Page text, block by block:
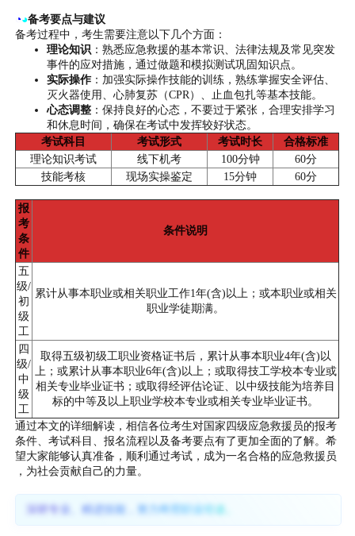
◔◕备考要点与建议
备考过程中，考生需要注意以下几个方面：
理论知识 ：熟悉应急救援的基本常识、法律法规及常见突发
事件的应对措施，通过做题和模拟测试巩固知识点。
实际操作：加强实际操作技能的训练，熟练掌握安全评估、
灭火器使用、心肺复苏（CPR）、止血包扎等基本技能。
心态调整 ：保持良好的心态，不要过于紧张，合理安排学习
和休息时间，确保在考试中发挥较好状态。
考试科目
考试形式 考试时长
合格标准
理论知识考试
线下机考 100分钟
60分
技能考核
现场实操鉴定 15分钟 60分
报
考
条
件
条件说明
五
级/
初
级
工
累计从事本职业或相关职业工作1年(含)以上；或本职业或相关
职业学徒期满。
四
级/
中
级
工
取得五级初级工职业资格证书后，累计从事本职业4年(含)以
上；或累计从事本职业6年(含)以上；或取得技工学校本专业或
相关专业毕业证书；或取得经评估论证、以中级技能为培养目
标的中等及以上职业学校本专业或相关专业毕业证书。
通过本文的详细解读，相信各位考生对国家四级应急救援员的报考
条件、考试科目、报名流程以及备考要点有了更加全面的了解。希
望大家能够认真准备，顺利通过考试，成为一名合格的应急救援员
，为社会贡献自己的力量。
深耕专业、精进技能，努力终照职业坦途。